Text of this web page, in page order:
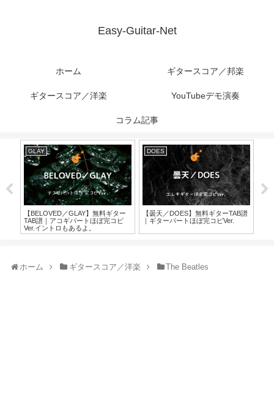
Easy-Guitar-Net
ホーム ギタースコア／邦楽
ギタースコア／洋楽 YouTubeデモ演奏
コラム記事
GLAY
【BELOVED／GLAY】無料ギター
TAB譜｜アコギパートほぼ完コピ
Ver.イントロもあるよ。
DOES
【曇天／DOES】無料ギターTAB譜
｜ギターパートほぼ完コピVer.
ホーム ギタースコア／洋楽 The Beatles